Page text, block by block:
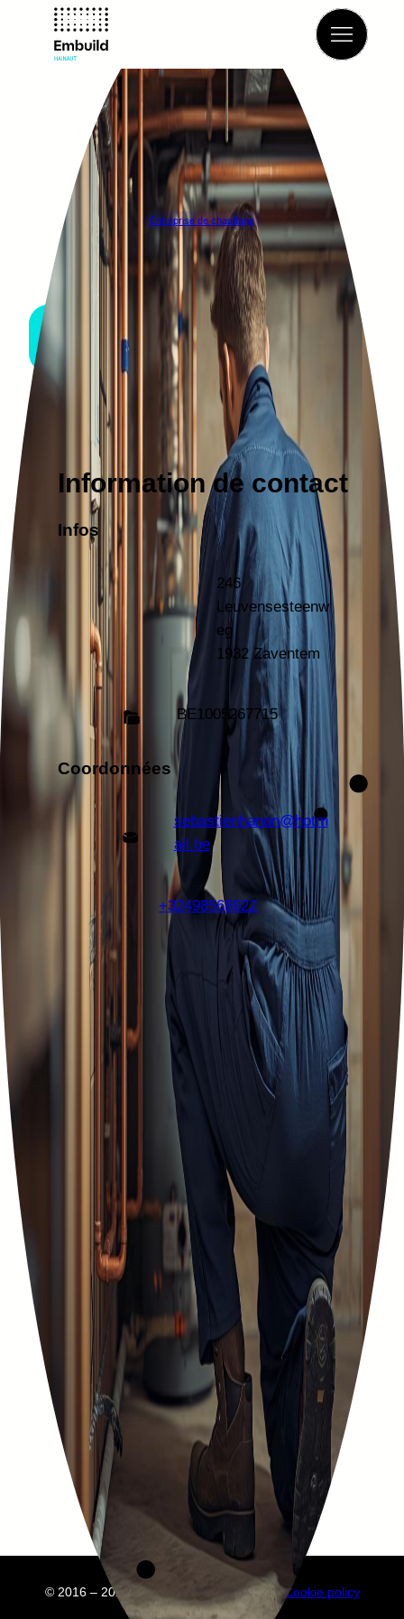
Retour à l’annuaire
Entreprise de chauffage
ETS HANON
ZAVENTEM
Information de contact
Infos
246
Leuvensesteenw
eg
1932 Zaventem
BE1005267715
Coordonnées
sebastienhanon@hotm
ail.be
+32498568922
© 2016 – 2025 Embuild À propos de nous Cookie policy